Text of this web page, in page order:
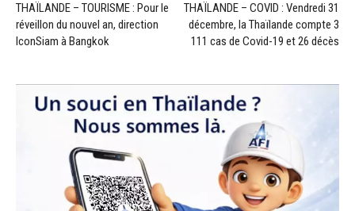
THAÏLANDE – TOURISME : Pour le
réveillon du nouvel an, direction
IconSiam à Bangkok
THAÏLANDE – COVID : Vendredi 31
décembre, la Thaïlande compte 3
111 cas de Covid-19 et 26 décès